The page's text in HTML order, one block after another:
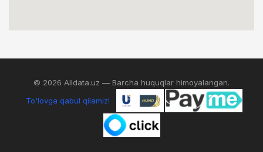
© 2026 Alldata.uz — Barcha huquqlar himoyalangan.
To'lovga qabul qilamiz!